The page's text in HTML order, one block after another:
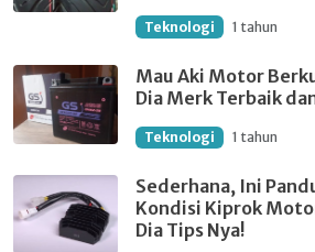
Teknologi 1 tahun
Mau Aki Motor
Dia Merk Terbaik
Teknologi 1 tahun
Sederhana, Ini
Kondisi Kiprok
Dia Tips Nya!